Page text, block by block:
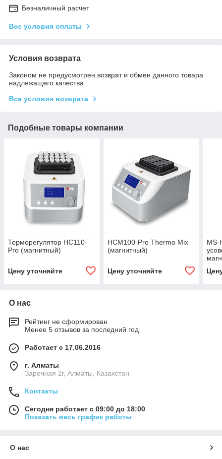
Безналичный расчет
Все условия оплаты
Условия возврата
Законом не предусмотрен возврат и обмен данного товара
надлежащего качества
Все условия возврата
Подобные товары компании
Терморегулятор HC110-
Pro (магнитный)
Цену уточняйте
HCM100-Pro Thermo Mix
(магнитный)
Цену уточняйте
О нас
Рейтинг не сформирован
Менее 5 отзывов за последний год
Работает с 17.06.2016
г. Алматы
Заречная 2г, Алматы, Казахстан
Контакты
Сегодня работает с 09:00 до 18:00
Показать весь график работы
О нас